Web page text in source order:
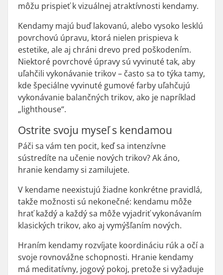
môžu prispieť k vizuálnej atraktívnosti kendamy.
Kendamy majú buď lakovanú, alebo vysoko lesklú
povrchovú úpravu, ktorá nielen prispieva k
estetike, ale aj chráni drevo pred poškodením.
Niektoré povrchové úpravy sú vyvinuté tak, aby
uľahčili vykonávanie trikov – často sa to týka tamy,
kde špeciálne vyvinuté gumové farby uľahčujú
vykonávanie balančných trikov, ako je napríklad
„lighthouse“.
Ostrite svoju myseľ s kendamou
Páči sa vám ten pocit, keď sa intenzívne
sústredíte na učenie nových trikov? Ak áno,
hranie kendamy si zamilujete.
V kendame neexistujú žiadne konkrétne pravidlá,
takže možnosti sú nekonečné: kendamu môže
hrať každý a každý sa môže vyjadriť vykonávaním
klasických trikov, ako aj vymýšľaním nových.
Hraním kendamy rozvíjate koordináciu rúk a očí a
svoje rovnovážne schopnosti. Hranie kendamy
má meditatívny, jogový pokoj, pretože si vyžaduje